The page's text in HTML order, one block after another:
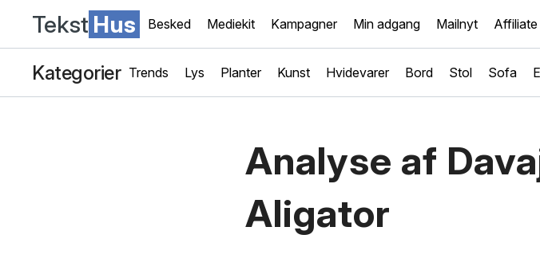
Tekst Hus Besked Mediekit Kampagner Min adgang Mailnyt Affiliate
Kategorier Trends Lys Planter Kunst Hvidevarer Bord Stol Sofa
Analyse af
Aligator